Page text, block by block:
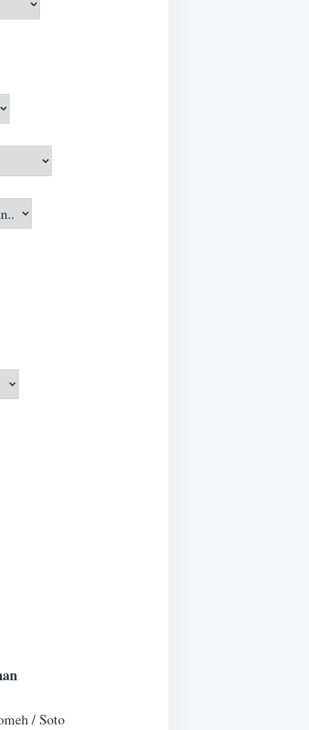
/ Soto